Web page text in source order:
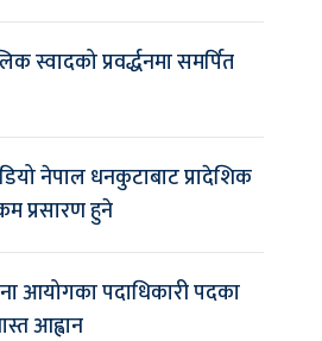
स्वादको प्रवर्द्धनमा समर्पित
नेपाल धनकुटाबाट प्रादेशिक
प्रसारण हुने
आयोगका पदाधिकारी पदका
आह्वान